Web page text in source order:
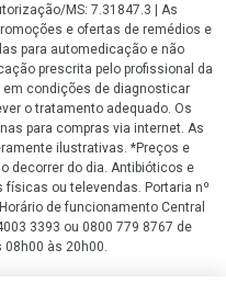
MS: 7.31847.3 | As
e ofertas de remédios e
para automedicação e não
prescrita pelo profissional da
condições de diagnosticar
o tratamento adequado. Os
para compras via internet. As
ilustrativas. *Preços e
decorrer do dia. Antibióticos e
ou televendas. Portaria nº
de funcionamento Central
3393 ou 0800 779 8767 de
às 20h00.